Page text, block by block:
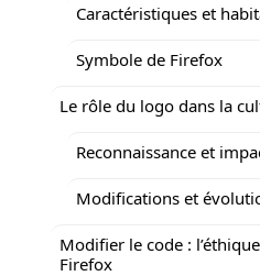
Caractéristiques et
Symbole de Firefox
Le rôle du logo dans la
Reconnaissance et
Modifications et
Modifier le code :
Firefox